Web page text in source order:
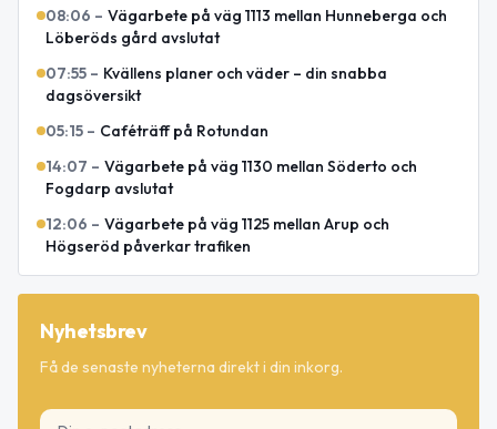
08:06 – Vägarbete på väg 1113 mellan Hunneberga och
Löberöds gård avslutat
07:55 – Kvällens planer och väder – din snabba
dagsöversikt
05:15 – Caféträff på Rotundan
14:07 – Vägarbete på väg 1130 mellan Söderto och
Fogdarp avslutat
12:06 – Vägarbete på väg 1125 mellan Arup och
Högseröd påverkar trafiken
Nyhetsbrev
Få de senaste nyheterna direkt i din inkorg.